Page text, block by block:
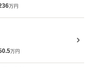
万円
万円